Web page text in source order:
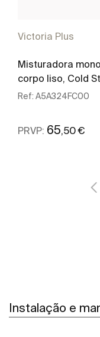
Victoria Plus
Misturadora
corpo liso, Cold
Ref: A5A324FC00
PRVP: 65 ,50 €
Instalação e